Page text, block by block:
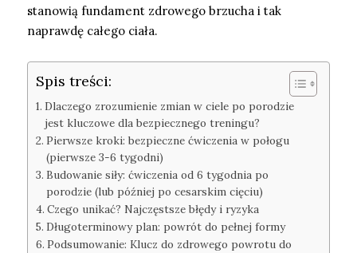
stanowią fundament zdrowego brzucha i tak
naprawdę całego ciała.
Spis treści:
Dlaczego zrozumienie zmian w ciele po porodzie
jest kluczowe dla bezpiecznego treningu?
Pierwsze kroki: bezpieczne ćwiczenia w połogu
(pierwsze 3-6 tygodni)
Budowanie siły: ćwiczenia od 6 tygodnia po
porodzie (lub później po cesarskim cięciu)
Czego unikać? Najczęstsze błędy i ryzyka
Długoterminowy plan: powrót do pełnej formy
Podsumowanie: Klucz do zdrowego powrotu do